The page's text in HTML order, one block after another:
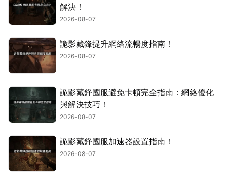
解決！
2026-08-07
詭影藏鋒提升網絡流暢度指南！
2026-08-07
詭影藏鋒國服避免卡頓完全指南：網絡優化
與解決技巧！
2026-08-07
詭影藏鋒國服加速器設置指南！
2026-08-07